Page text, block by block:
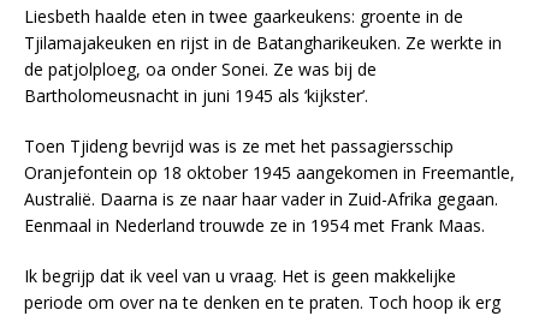
Liesbeth haalde eten in twee gaarkeukens: groente in de
Tjilamajakeuken en rijst in de Batangharikeuken. Ze werkte in
de patjolploeg, oa onder Sonei. Ze was bij de
Bartholomeusnacht in juni 1945 als ‘kijkster’.
Toen Tjideng bevrijd was is ze met het passagiersschip
Oranjefontein op 18 oktober 1945 aangekomen in Freemantle,
Australië. Daarna is ze naar haar vader in Zuid-Afrika gegaan.
Eenmaal in Nederland trouwde ze in 1954 met Frank Maas.
Ik begrijp dat ik veel van u vraag. Het is geen makkelijke
periode om over na te denken en te praten. Toch hoop ik erg